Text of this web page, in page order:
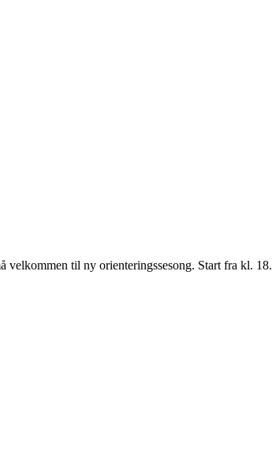
velkommen til ny orienteringssesong. Start fra kl. 18.